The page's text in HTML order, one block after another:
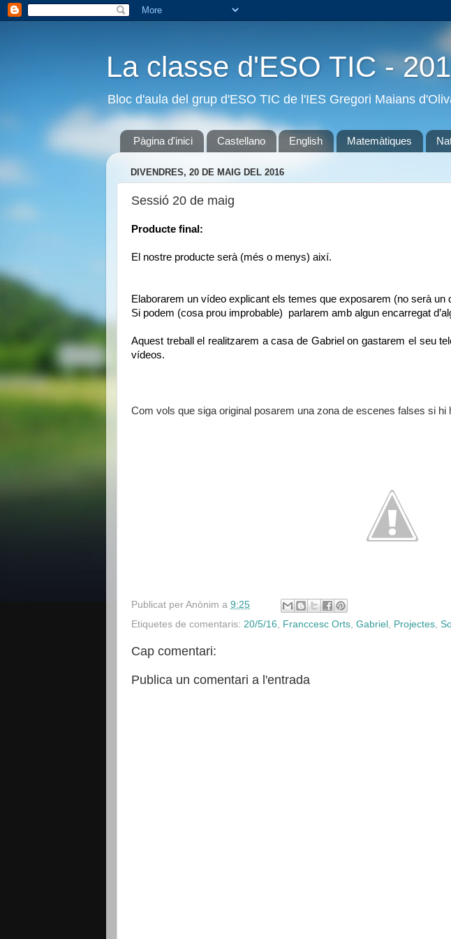
La classe d'ESO TIC -
Bloc d'aula del grup d'ESO TIC de l'IES Gregori Maians
Pàgina d'inici Castellano English Matemàtiques
DIVENDRES, 20 DE MAIG DEL 2016
Sessió 20 de maig
Producte final:
El nostre producte serà (més o menys) així.
Elaborarem un vídeo explicant els temes que exposarem (no serà un
Si podem (cosa prou improbable)  parlarem amb algun encarregat
Aquest treball el realitzarem a casa de Gabriel on gastarem el seu
vídeos.
Com vols que siga original posarem una zona de escenes falses si hi
Publicat per Anònim a 9:25
Etiquetes de comentaris: 20/5/16 Franccesc Orts Gabriel Projectes
Cap comentari:
Publica un comentari a l'entrada